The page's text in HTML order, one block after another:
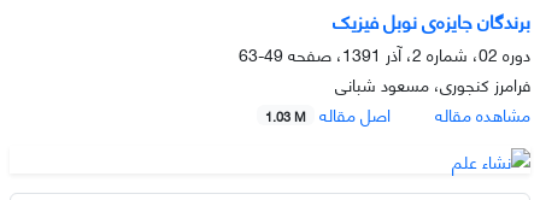
برندگان جایزه‌ی نوبل فیزیک
دوره 02، شماره 2، آذر 1391، صفحه
49-63
فرامرز کنجوری، مسعود شبانی
مشاهده مقاله
اصل مقاله 1.03 M